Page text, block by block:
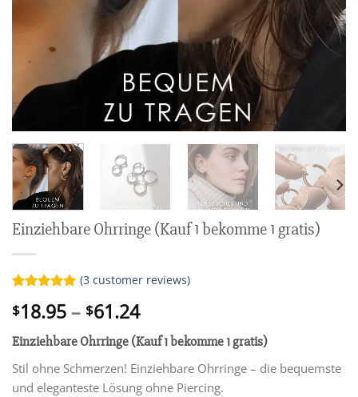
Einziehbare Ohrringe (Kauf 1 bekomme 1 gratis)
out of 5
customer
(3 customer reviews)
$18.95 – $61.24Price
range:
$18.95
through
$61.24
Einziehbare Ohrringe (Kauf 1 bekomme 1 gratis)
Stil ohne Schmerzen! Einziehbare Ohrringe – die bequemste
und eleganteste Lösung ohne Piercing.